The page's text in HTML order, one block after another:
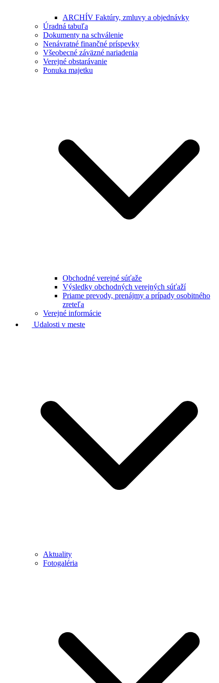
ARCHÍV Faktúry, zmluvy a objednávky
Úradná tabuľa
Dokumenty na schválenie
Nenávratné finančné príspevky
Všeobecné záväzné nariadenia
Verejné obstarávanie
Ponuka majetku
Obchodné verejné súťaže
Výsledky obchodných verejných súťaží
Priame prevody, prenájmy a prípady osobitného
zreteľa
Verejné informácie
Udalosti v meste
Aktuality
Fotogaléria